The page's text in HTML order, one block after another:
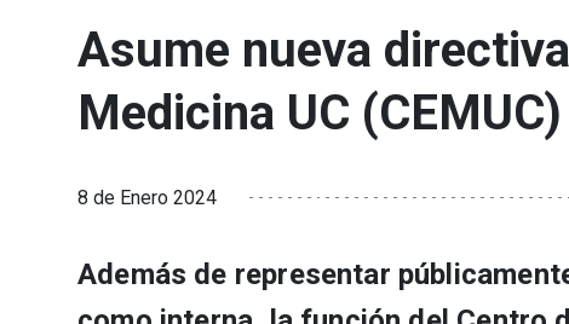
Asume nueva
Medicina UC
8 de Enero 2024
Además de representar